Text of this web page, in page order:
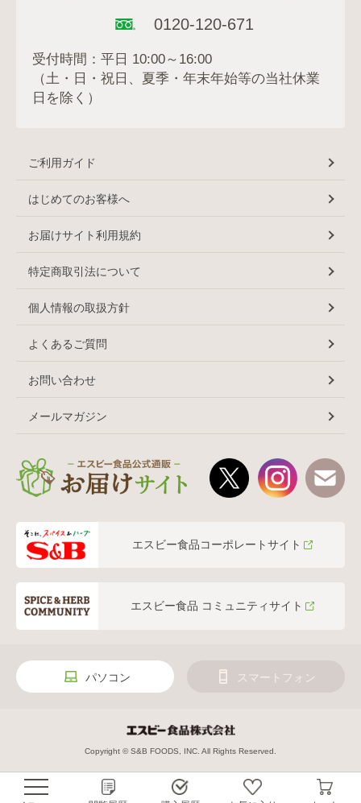
0120-120-671
受付時間：平日 10:00～16:00
（土・日・祝日、夏季・年末年始等の当社休業
日を除く）
ご利用ガイド
はじめてのお客様へ
お届けサイト利用規約
特定商取引法について
個人情報の取扱方針
よくあるご質問
お問い合わせ
メールマガジン
エスビー食品コーポレートサイト
エスビー食品 コミュニティサイト
パソコン スマートフォン
Copyright © S&B FOODS, INC. All Rights Reserved.